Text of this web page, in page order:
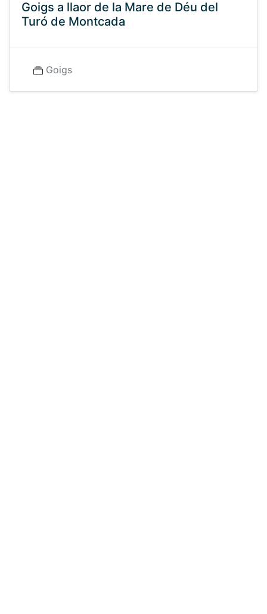
Goigs a llaor de la Mare de Déu del
Turó de Montcada
Goigs